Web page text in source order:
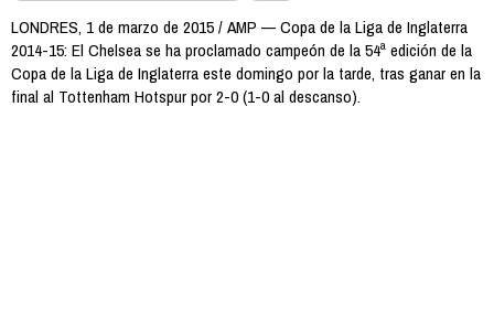
LONDRES, 1 de marzo de 2015 / AMP — Copa de la Liga de Inglaterra
2014-15: El Chelsea se ha proclamado campeón de la 54ª edición de la
Copa de la Liga de Inglaterra este domingo por la tarde, tras ganar en la
final al Tottenham Hotspur por 2-0 (1-0 al descanso).